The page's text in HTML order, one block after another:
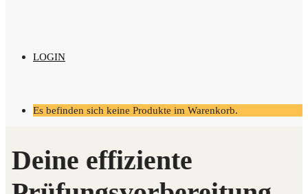
LOGIN
Es befinden sich keine Produkte im Warenkorb.